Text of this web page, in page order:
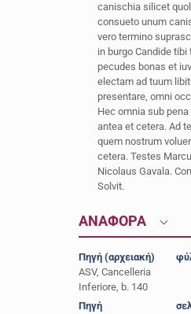
canischia silicet
consueto unum
vero termino
in burgo Candide
pecudes bonas et
electam ad tuum
presentare, omni
Hec omnia sub
antea et cetera. Ad
quem nostrum
cetera. Testes
Nicolaus Gavala.
Solvit.
ΑΝΑΦΟΡΑ
Πηγή (αρχειακή)
ASV, Cancelleria
Inferiore, b. 140
Πηγή